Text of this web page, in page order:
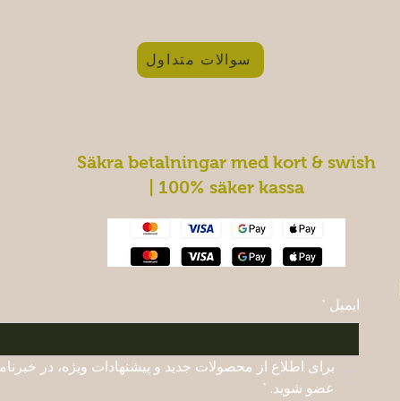
سوالات متداول
Säkra betalningar med kort & swish
| 100% säker kassa
ایمیل *
عضو شوید. *